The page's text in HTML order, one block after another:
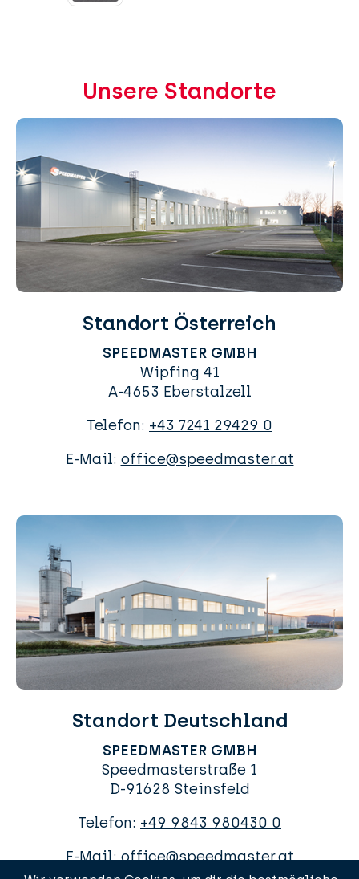
Unsere Standorte
Standort Österreich
SPEEDMASTER GMBH
Wipfing 41
A-4653 Eberstalzell
Telefon: +43 7241 29429 0
E-Mail: office@speedmaster.at
Standort Deutschland
SPEEDMASTER GMBH
Speedmasterstraße 1
D-91628 Steinsfeld
Telefon: +49 9843 980430 0
E-Mail:office@speedmaster.at